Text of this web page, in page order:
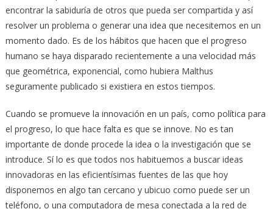
encontrar la sabiduría de otros que pueda ser compartida y así
resolver un problema o generar una idea que necesitemos en un
momento dado. Es de los hábitos que hacen que el progreso
humano se haya disparado recientemente a una velocidad más
que geométrica, exponencial, como hubiera Malthus
seguramente publicado si existiera en estos tiempos.
Cuando se promueve la innovación en un país, como política para
el progreso, lo que hace falta es que se innove. No es tan
importante de donde procede la idea o la investigación que se
introduce. Sí lo es que todos nos habituemos a buscar ideas
innovadoras en las eficientísimas fuentes de las que hoy
disponemos en algo tan cercano y ubicuo como puede ser un
teléfono, o una computadora de mesa conectada a la red de